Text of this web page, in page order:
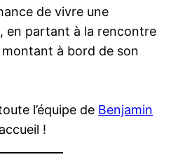
de vivre une
en partant à la rencontre
à bord de son
l’équipe de Benjamin
!